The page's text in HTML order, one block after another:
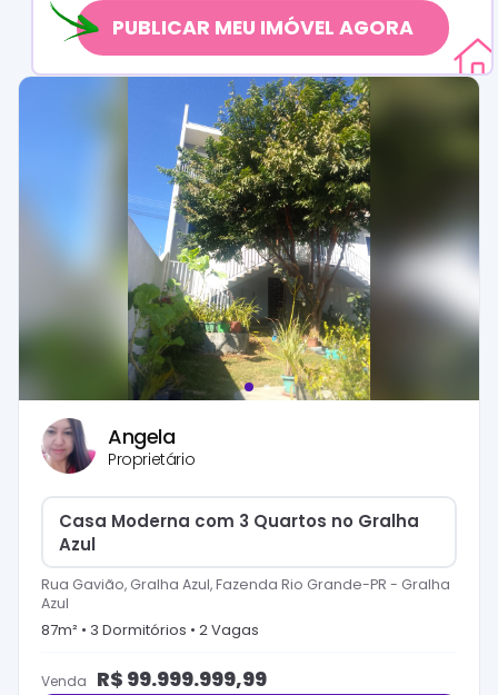
PUBLICAR MEU IMÓVEL AGORA
Angela
Proprietário
Casa Moderna com 3 Quartos no Gralha
Azul
Rua Gavião, Gralha Azul, Fazenda Rio Grande-PR - Gralha
Azul
87m² • 3 Dormitórios • 2Vagas
Venda R$ 99.999.999,99